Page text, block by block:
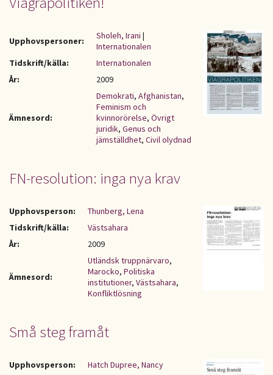
Upphovspersoner: Sholeh, Irani |
Internationalen
Tidskrift/källa:
Internationalen
År:
2009
Ämnesord:
Demokrati, Afghanistan,
Feminism och
kvinnorörelse, Övrigt
juridik, Genus och
jämställdhet, Civil olydnad
FN-resolution: inga nya krav
Upphovsperson:
Thunberg, Lena
Tidskrift/källa:
Västsahara
År:
2009
Ämnesord:
Utländsk truppnärvaro,
Marocko, Politiska
institutioner, Västsahara,
Konfliktlösning
Små steg framåt
Upphovsperson:
Hatch Dupree, Nancy